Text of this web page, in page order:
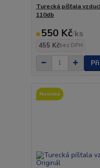
Turecká píšťala
110db
550 Kč/ks
455 Kčbez DPH
Novinka